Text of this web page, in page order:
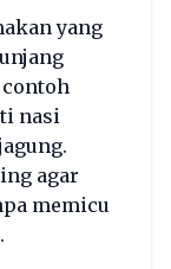
yang
contoh
nasi
agar
memicu